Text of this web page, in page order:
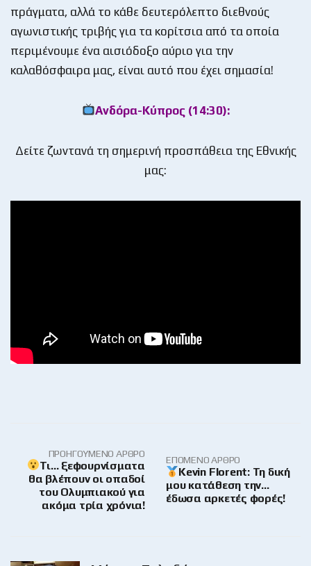
πράγματα, αλλά το κάθε δευτερόλεπτο διεθνούς
αγωνιστικής τριβής για τα κορίτσια από τα οποία
περιμένουμε ένα αισιόδοξο αύριο για την
καλαθόσφαιρα μας, είναι αυτό που έχει σημασία!
Ανδόρα-Κύπρος (14:30):
Δείτε ζωντανά τη σημερινή προσπάθεια της Εθνικής
μας:
ΠΡΟΗΓΟΎΜΕΝΟ ΆΡΘΡΟ
Τι… ξεφουρνίσματα
θα βλέπουν οι οπαδοί
του Ολυμπιακού για
ακόμα τρία χρόνια!
ΕΠΌΜΕΝΟ ΆΡΘΡΟ
Kevin Florent: Τη δική
μου κατάθεση την…
έδωσα αρκετές φορές!